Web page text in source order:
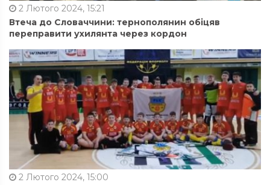
2 Лютого 2024, 15:21
Втеча до Словаччини: тернополянин обіцяв
переправити ухилянта через кордон
2 Лютого 2024, 15:00